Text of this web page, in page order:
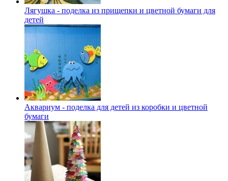
Лягушка - поделка из прищепки и цветной бумаги для
детей
Аквариум - поделка для детей из коробки и цветной
бумаги